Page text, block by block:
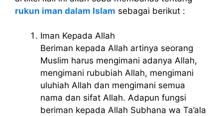
rukun iman dalam Islam sebagai berikut :
Iman Kepada Allah
Beriman kepada Allah artinya seorang
Muslim harus mengimani adanya Allah,
mengimani rububiah Allah, mengimani
uluhiah Allah dan mengimani semua
nama dan sifat Allah. Adapun fungsi
beriman kepada Allah Subhana wa Ta’ala